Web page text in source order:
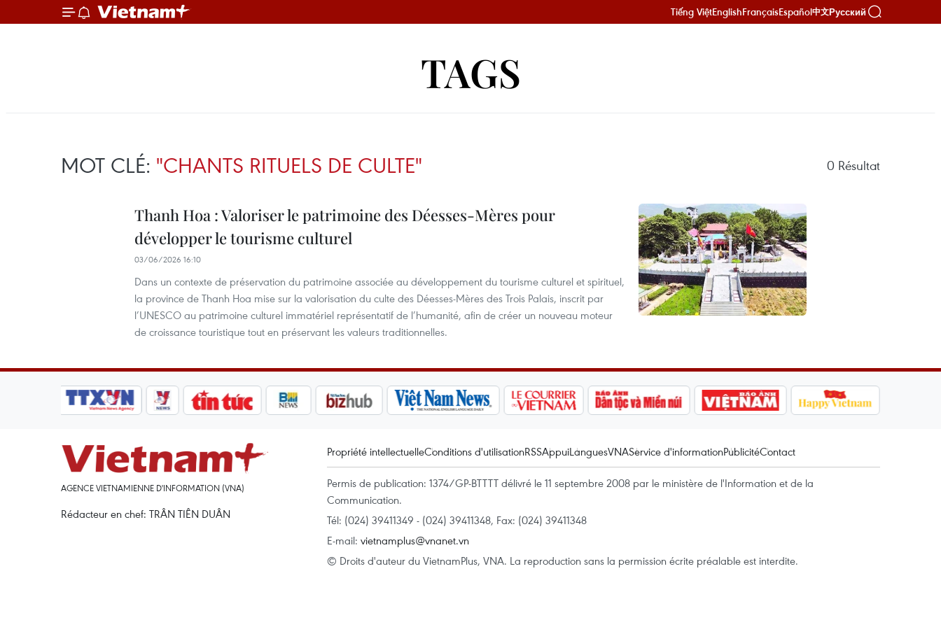
Tiếng ViệtEnglishFrançaisEspañol中文Русский
TAGS
MOT CLÉ: "CHANTS RITUELS DE CULTE" 0 Résultat
Thanh Hoa : Valoriser le patrimoine des Déesses-Mères pour
développer le tourisme culturel
03/06/2026 16:10
Dans un contexte de préservation du patrimoine associée au développement du tourisme culturel et spirituel,
la province de Thanh Hoa mise sur la valorisation du culte des Déesses-Mères des Trois Palais, inscrit par
l’UNESCO au patrimoine culturel immatériel représentatif de l’humanité, afin de créer un nouveau moteur
de croissance touristique tout en préservant les valeurs traditionnelles.
AGENCE VIETNAMIENNE D'INFORMATION (VNA)
Rédacteur en chef: TRÂN TIÊN DUÂN
Propriété intellectuelleConditions d'utilisationRSSAppuiLanguesVNAService d'informationPublicitéContact
Permis de publication: 1374/GP-BTTTT délivré le 11 septembre 2008 par le ministère de l'Information et de la
Communication.
Tél: (024) 39411349 - (024) 39411348, Fax: (024) 39411348
E-mail: vietnamplus@vnanet.vn
© Droits d'auteur du VietnamPlus, VNA. La reproduction sans la permission écrite préalable est interdite.